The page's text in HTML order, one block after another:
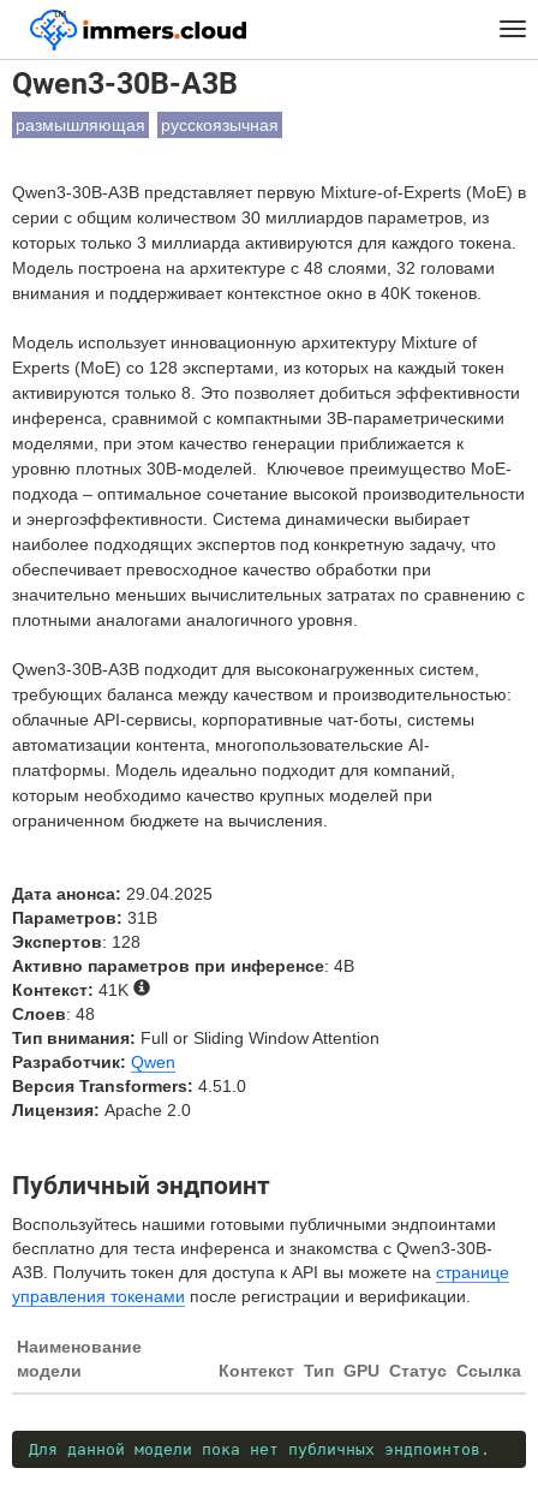
™
Главная Модели Qwen3-30B-A3B
Qwen3-30B-A3B
размышляющая русскоязычная
Qwen3-30B-A3B представляет первую Mixture-of-Experts (MoE) в
серии с общим количеством 30 миллиардов параметров, из
которых только 3 миллиарда активируются для каждого токена.
Модель построена на архитектуре с 48 слоями, 32 головами
внимания и поддерживает контекстное окно в 40K токенов.
Модель использует инновационную архитектуру Mixture of
Experts (MoE) со 128 экспертами, из которых на каждый токен
активируются только 8. Это позволяет добиться эффективности
инференса, сравнимой с компактными 3B-параметрическими
моделями, при этом качество генерации приближается к
уровню плотных 30B-моделей. Ключевое преимущество MoE-
подхода – оптимальное сочетание высокой производительности
и энергоэффективности. Система динамически выбирает
наиболее подходящих экспертов под конкретную задачу, что
обеспечивает превосходное качество обработки при
значительно меньших вычислительных затратах по сравнению с
плотными аналогами аналогичного уровня.
Qwen3-30B-A3B подходит для высоконагруженных систем,
требующих баланса между качеством и производительностью:
облачные API-сервисы, корпоративные чат-боты, системы
автоматизации контента, многопользовательские AI-
платформы. Модель идеально подходит для компаний,
которым необходимо качество крупных моделей при
ограниченном бюджете на вычисления.
Дата анонса: 29.04.2025
Параметров: 31B
Экспертов: 128
Активно параметров при инференсе: 4B
Контекст: 41K
Слоев: 48
Тип внимания: Full or Sliding Window Attention
Разработчик: Qwen
Версия Transformers: 4.51.0
Лицензия: Apache 2.0
Публичный эндпоинт
Воспользуйтесь нашими готовыми публичными эндпоинтами
бесплатно для теста инференса и знакомства с Qwen3-30B-
A3B. Получить токен для доступа к API вы можете на странице
управления токенами после регистрации и верификации.
Наименование
модели
Контекст Тип GPU Статус Ссылка
Для данной модели пока нет публичных эндпоинтов.